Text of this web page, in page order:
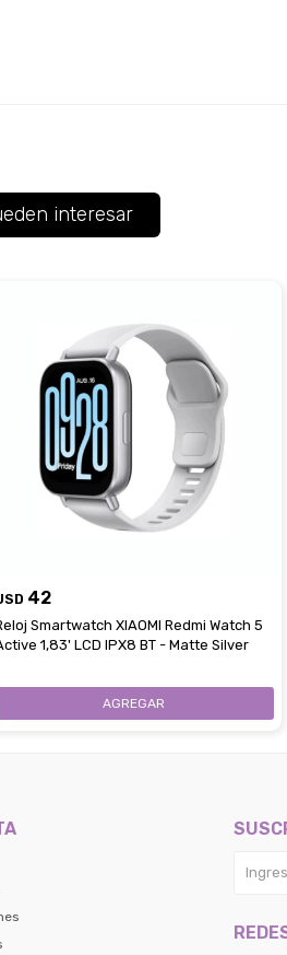
interesar
42
Smartwatch XIAOMI Redmi Watch 5
1,83' LCD IPX8 BT - Matte Silver